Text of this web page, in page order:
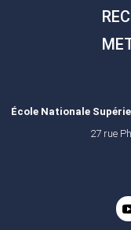
École Nationale
27 rue